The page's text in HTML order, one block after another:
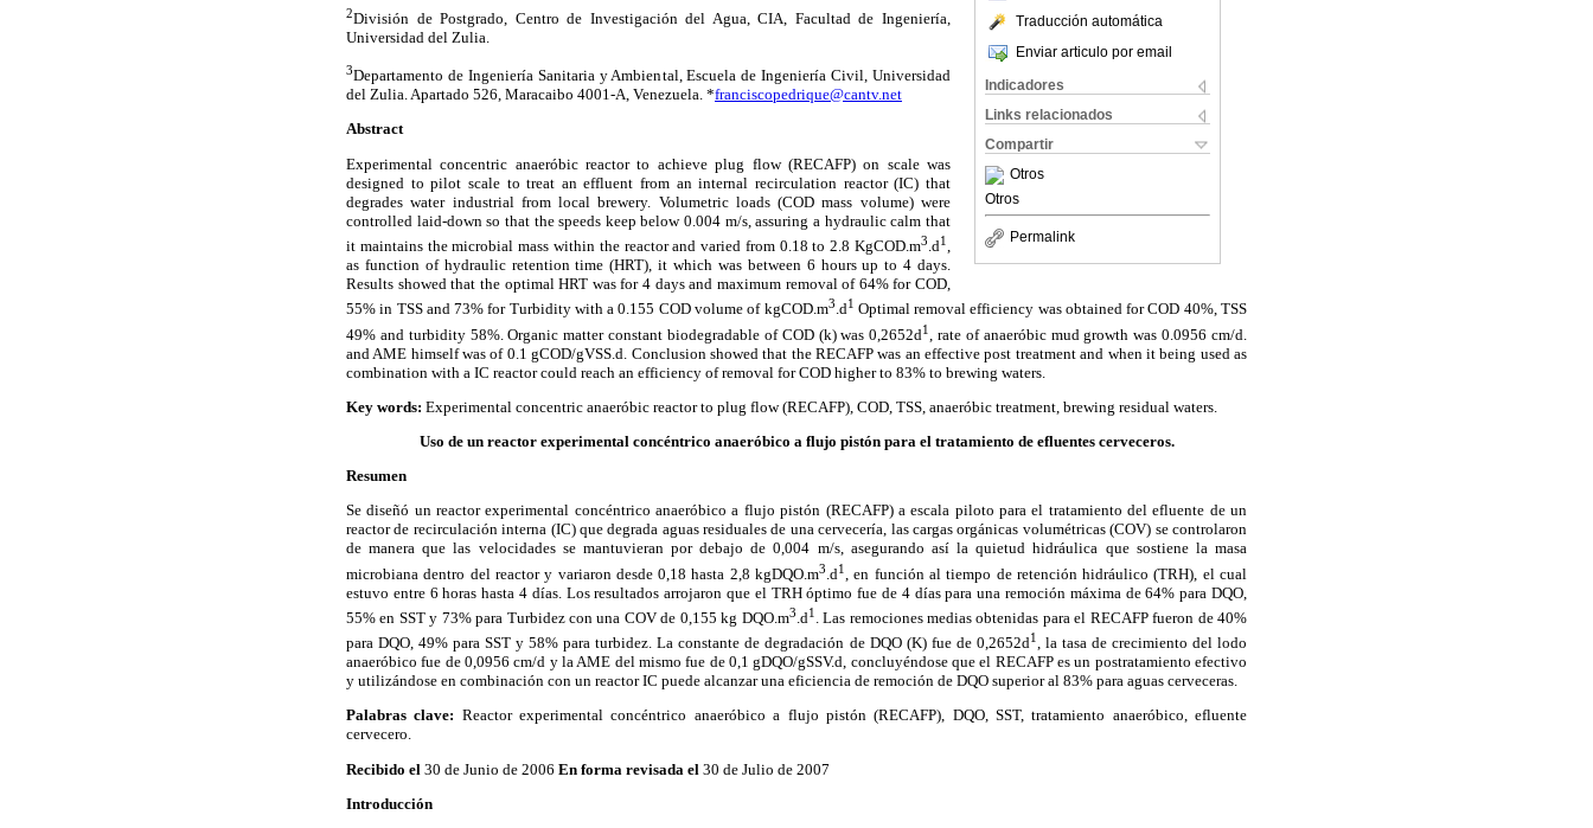
Traducción automática
Enviar articulo por email
Indicadores
Links relacionados
Compartir
Otros
Otros
Permalink
2División de Postgrado, Centro de Investigación del Agua, CIA, Facultad de Ingeniería,
Universidad del Zulia.
3Departamento de Ingeniería Sanitaria y Ambiental, Escuela de Ingeniería Civil, Universidad
del Zulia. Apartado 526, Maracaibo 4001-A, Venezuela. *franciscopedrique@cantv.net
Abstract
Experimental concentric anaeróbic reactor to achieve plug flow (RECAFP) on scale was
designed to pilot scale to treat an effluent from an internal recirculation reactor (IC) that
degrades water industrial from local brewery. Volumetric loads (COD mass volume) were
controlled laid-down so that the speeds keep below 0.004 m/s, assuring a hydraulic calm that
it maintains the microbial mass within the reactor and varied from 0.18 to 2.8 KgCOD.m3 .d1
as function of hydraulic retention time (HRT), it which was between 6 hours up to 4 days.
Results showed that the optimal HRT was for 4 days and maximum removal of 64% for COD,
55% in TSS and 73% for Turbidity with a 0.155 COD volume of kgCOD.m3.d1 Optimal removal efficiency was obtained for COD 40%, TSS
49% and turbidity 58%. Organic matter constant biodegradable of COD (k) was 0,2652d1
, rate of anaeróbic mud growth was 0.0956 cm/d.
and AME himself was of 0.1 gCOD/gVSS.d. Conclusion showed that the RECAFP was an effective post treatment and when it being used as
combination with a IC reactor could reach an efficiency of removal for COD higher to 83% to brewing waters.
Key words: Experimental concentric anaeróbic reactor to plug flow (RECAFP), COD, TSS, anaeróbic treatment, brewing residual waters.
Uso de un reactor experimental concéntrico anaeróbico a flujo pistón para el tratamiento de efluentes cerveceros.
Resumen
Se diseñó un reactor experimental concéntrico anaeróbico a flujo pistón (RECAFP) a escala piloto para el tratamiento del efluente de un
reactor de recirculación interna (IC) que degrada aguas residuales de una cervecería, las cargas orgánicas volumétricas (COV) se controlaron
de manera que las velocidades se mantuvieran por debajo de 0,004 m/s, asegurando así la quietud hidráulica que sostiene la masa
microbiana dentro del reactor y variaron desde 0,18 hasta 2,8 kgDQO.m3 .d1
, en función al tiempo de retención hidráulico (TRH), el cual
estuvo entre 6 horas hasta 4 días. Los resultados arrojaron que el TRH óptimo fue de 4 días para una remoción máxima de 64% para DQO,
55% en SST y 73% para Turbidez con una COV de 0,155 kg DQO.m3 .d1
. Las remociones medias obtenidas para el RECAFP fueron de 40%
para DQO, 49% para SST y 58% para turbidez. La constante de degradación de DQO (K) fue de 0,2652d1, la tasa de crecimiento del lodo
anaeróbico fue de 0,0956 cm/d y la AME del mismo fue de 0,1 gDQO/gSSV.d, concluyéndose que el RECAFP es un postratamiento efectivo
y utilizándose en combinación con un reactor IC puede alcanzar una eficiencia de remoción de DQO superior al 83% para aguas cerveceras.
Palabras clave: Reactor experimental concéntrico anaeróbico a flujo pistón (RECAFP), DQO, SST, tratamiento anaeróbico, efluente
cervecero.
Recibido el 30 de Junio de 2006 En forma revisada el 30 de Julio de 2007
Introducción